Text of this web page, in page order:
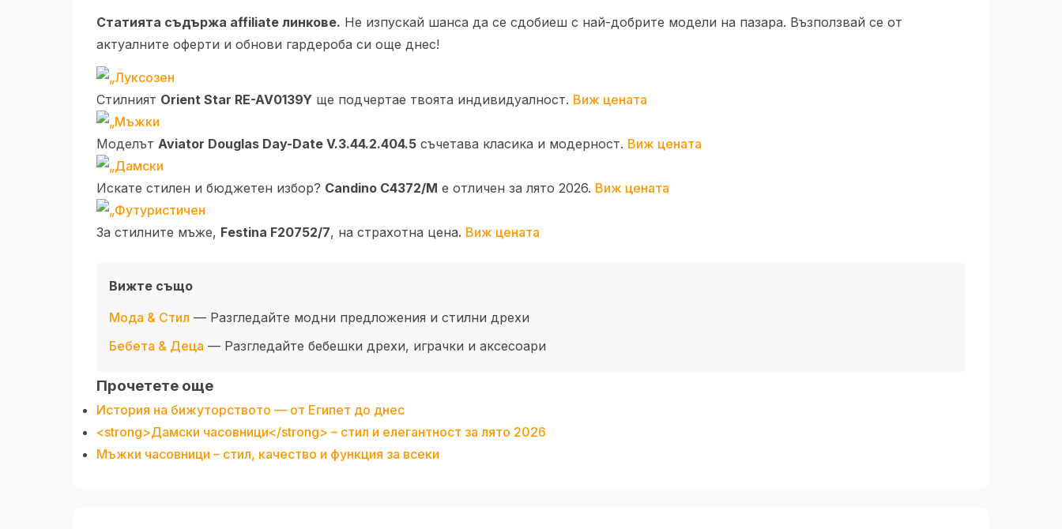
Статията съдържа affiliate линкове. Не изпускай шанса да се сдобиеш с най-добрите модели на пазара. Възползвай се от
актуалните оферти и обнови гардероба си още днес!
Стилният Orient Star RE-AV0139Y ще подчертае твоята индивидуалност. Виж цената
Моделът Aviator Douglas Day-Date V.3.44.2.404.5 съчетава класика и модерност. Виж цената
Искате стилен и бюджетен избор? Candino C4372/M е отличен за лято 2026. Виж цената
За стилните мъже, Festina F20752/7, на страхотна цена. Виж цената
Вижте също
Мода & Стил — Разгледайте модни предложения и стилни дрехи
Бебета & Деца — Разгледайте бебешки дрехи, играчки и аксесоари
Прочетете още
История на бижуторството — от Египет до днес
<strong>Дамски часовници</strong> – стил и елегантност за лято 2026
Мъжки часовници – стил, качество и функция за всеки